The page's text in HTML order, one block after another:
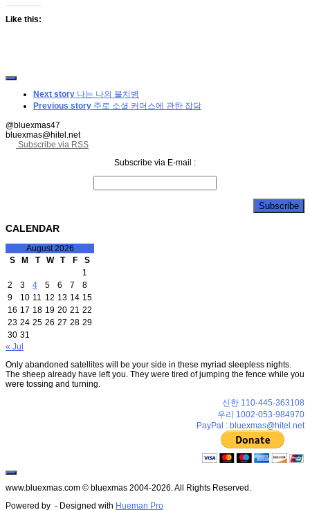
Like this:
Next story 나는 나의 불치병
Previous story 주로 소셜 커머스에 관한 잡담
@bluexmas47
bluexmas@hitel.net
Subscribe via RSS
Subscribe via E-mail :
CALENDAR
August 2026
S
M T W T F
S
1
2
3 4 5 6 7
8
9
10 11 12 13 14 15
16 17 18 19 20 21 22
23 24 25 26 27 28 29
30 31
« Jul
Only abandoned satellites will be your side in these myriad sleepless nights.
The sheep already have left you. They were tired of jumping the fence while you
were tossing and turning.
신한 110-445-363108
우리 1002-053-984970
PayPal : bluexmas@hitel.net
www.bluexmas.com © bluexmas 2004-2026. All Rights Reserved.
Powered by - Designed with Hueman Pro